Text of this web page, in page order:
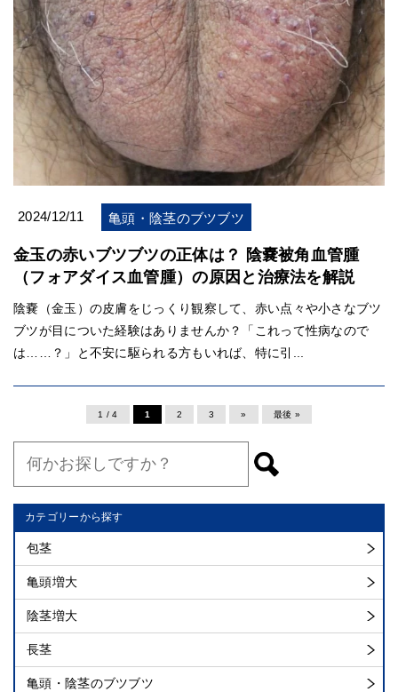
2024/12/11 亀頭・陰茎のブツブツ
金玉の赤いブツブツの正体は？ 陰嚢被角血管腫
（フォアダイス血管腫）の原因と治療法を解説
陰嚢（金玉）の皮膚をじっくり観察して、赤い点々や小さなブツ
ブツが目についた経験はありませんか？「これって性病なので
は……？」と不安に駆られる方もいれば、特に引...
1 / 4 1 2 3 » 最後 »
カテゴリーから探す
包茎
亀頭増大
陰茎増大
長茎
亀頭・陰茎のブツブツ